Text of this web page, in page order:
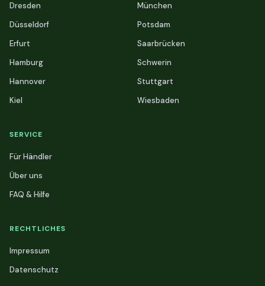
Dresden
Düsseldorf
Erfurt
Hamburg
Hannover
Kiel
München
Potsdam
Saarbrücken
Schwerin
Stuttgart
Wiesbaden
SERVICE
Für Händler
Über uns
FAQ & Hilfe
RECHTLICHES
Impressum
Datenschutz